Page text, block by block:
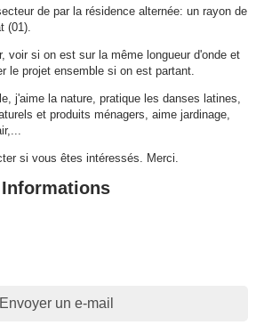
de par la résidence alternée: un rayon de
(01).
voir si on est sur la même longueur d'onde et
le projet ensemble si on est partant.
j'aime la nature, pratique les danses latines,
et produits ménagers, aime jardinage,
si vous êtes intéressés. Merci.
Envoyer un e-mail